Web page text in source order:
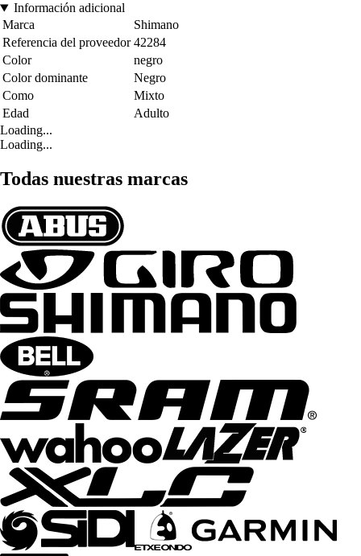
Información adicional
Marca
Shimano
Referencia del proveedor 42284
Color
negro
Color dominante
Negro
Como
Mixto
Edad
Adulto
Loading...
Loading...
Todas nuestras marcas